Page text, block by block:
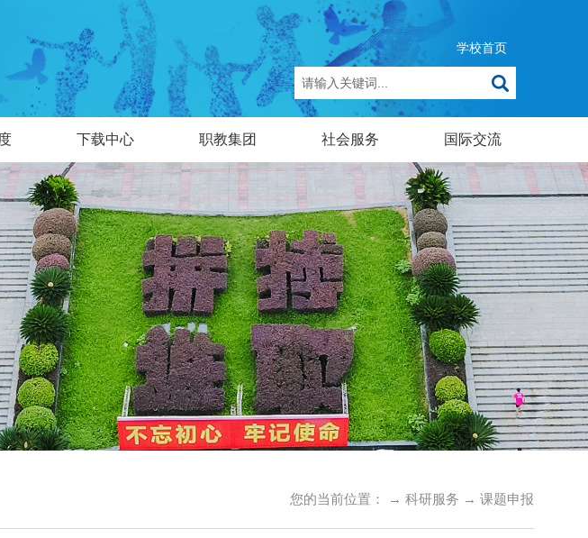
学校首页
下载中心 职教集团 社会服务 国际交流
您的当前位置： → 科研服务 → 课题申报